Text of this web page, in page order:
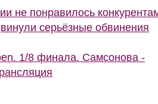
не понравилось
серьёзные обвинения
1/8 финала. Самсонова -